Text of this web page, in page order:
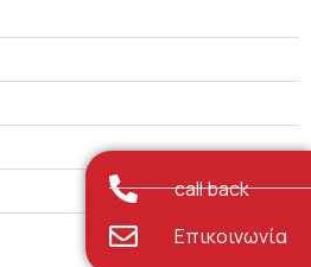
call back
Επικοινωνία